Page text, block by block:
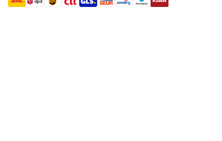
shipment methods